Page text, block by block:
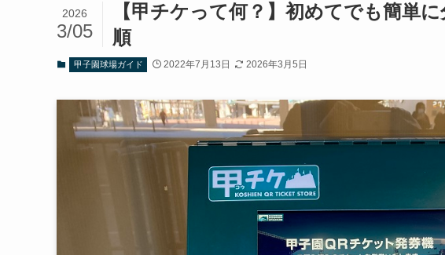
【甲チケって何？】初めてでも簡単
順
2026
3/05
甲子園球場ガイド 2022年7月13日 2026年3月5日